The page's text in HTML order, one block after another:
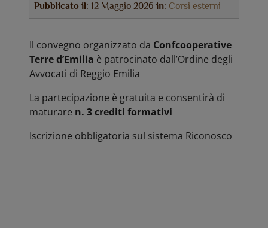
Pubblicato il: 12 Maggio 2026in: Corsi esterni
Il convegno organizzato da Confcooperative
Terre d’Emilia è patrocinato dall’Ordine degli
Avvocati di Reggio Emilia
La partecipazione è gratuita e consentirà di
maturare n. 3 crediti formativi
Iscrizione obbligatoria sul sistema Riconosco